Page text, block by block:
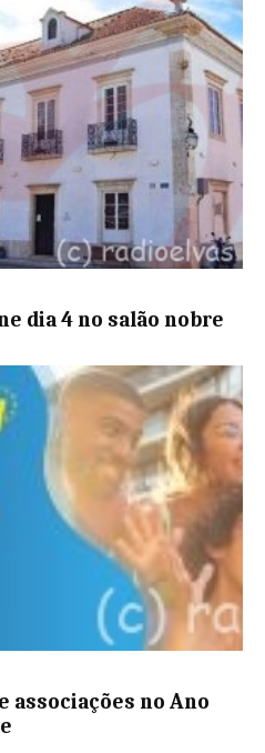
dia 4 no salão nobre
associações no Ano